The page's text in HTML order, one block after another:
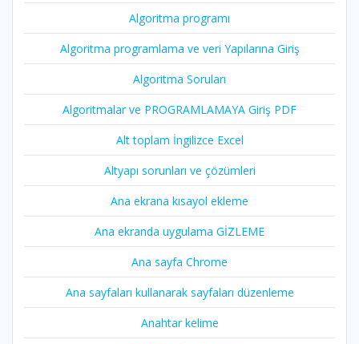
Algoritma programı
Algoritma programlama ve veri Yapılarına Giriş
Algoritma Soruları
Algoritmalar ve PROGRAMLAMAYA Giriş PDF
Alt toplam İngilizce Excel
Altyapı sorunları ve çözümleri
Ana ekrana kısayol ekleme
Ana ekranda uygulama GİZLEME
Ana sayfa Chrome
Ana sayfaları kullanarak sayfaları düzenleme
Anahtar kelime